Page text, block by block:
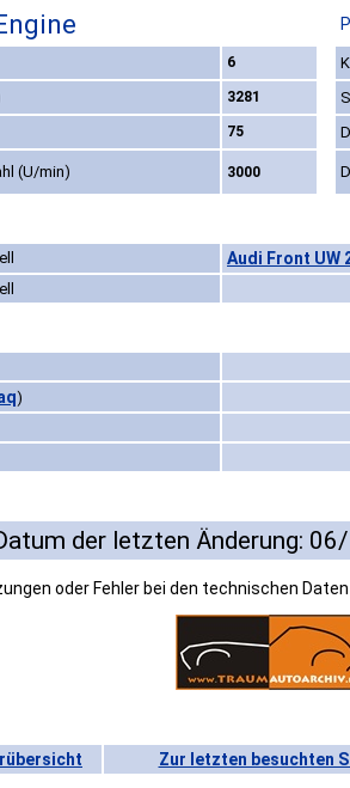
6
3281
75
(U/min) 3000
Audi Front UW
)
der letzten Änderung:
oder Fehler bei den technischen
Zur letzten besuchten